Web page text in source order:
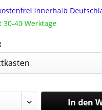
innerhalb
30-40 Werktage
In den